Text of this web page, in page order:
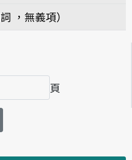
，無義項）
頁